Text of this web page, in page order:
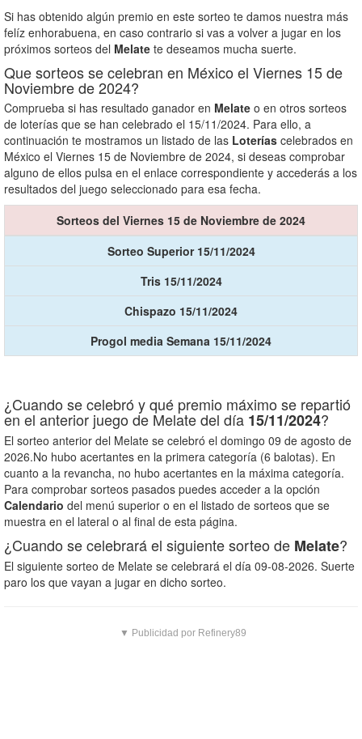
Si has obtenido algún premio en este sorteo te damos nuestra más
felíz enhorabuena, en caso contrario si vas a volver a jugar en los
próximos sorteos del Melate te deseamos mucha suerte.
Que sorteos se celebran en México el Viernes 15 de
Noviembre de 2024?
Comprueba si has resultado ganador en Melate o en otros sorteos
de loterías que se han celebrado el 15/11/2024. Para ello, a
continuación te mostramos un listado de las Loterías celebrados en
México el Viernes 15 de Noviembre de 2024, si deseas comprobar
alguno de ellos pulsa en el enlace correspondiente y accederás a los
resultados del juego seleccionado para esa fecha.
Sorteos del Viernes 15 de Noviembre de 2024
Sorteo Superior 15/11/2024
Tris 15/11/2024
Chispazo 15/11/2024
Progol media Semana 15/11/2024
¿Cuando se celebró y qué premio máximo se repartió
en el anterior juego de Melate del día 15/11/2024?
El sorteo anterior del Melate se celebró el domingo 09 de agosto de
2026.No hubo acertantes en la primera categoría (6 balotas). En
cuanto a la revancha, no hubo acertantes en la máxima categoría.
Para comprobar sorteos pasados puedes acceder a la opción
Calendario del menú superior o en el listado de sorteos que se
muestra en el lateral o al final de esta página.
¿Cuando se celebrará el siguiente sorteo de Melate?
El siguiente sorteo de Melate se celebrará el día 09-08-2026. Suerte
paro los que vayan a jugar en dicho sorteo.
▼ Publicidad por Refinery89